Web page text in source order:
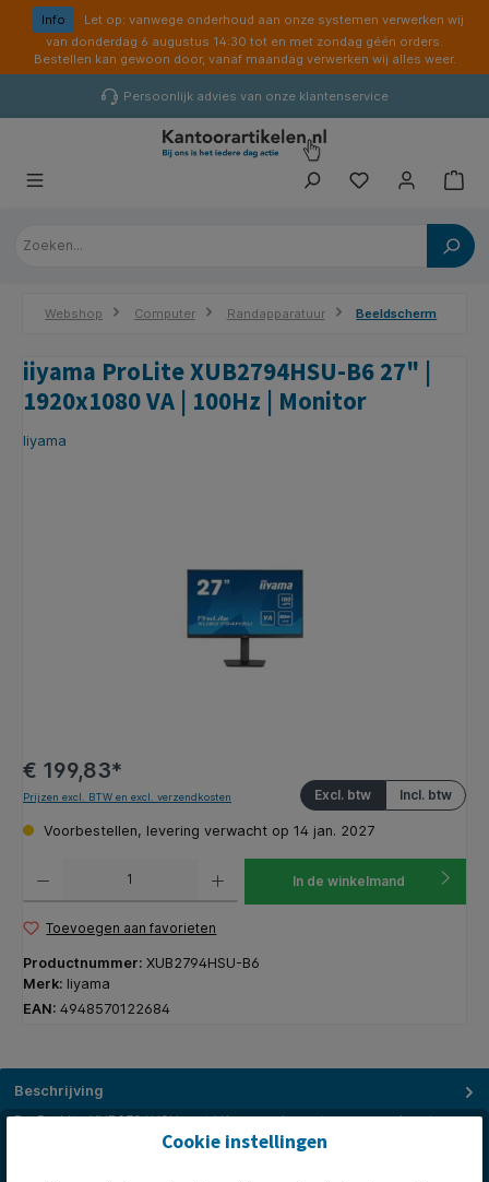
Info
Let op: vanwege onderhoud aan onze systemen verwerken wij
van donderdag 6 augustus 14:30 tot en met zondag géén orders.
Bestellen kan gewoon door, vanaf maandag verwerken wij alles weer.
Persoonlijk advies van onze klantenservice
Webshop Computer Randapparatuur Beeldscherm
iiyama ProLite XUB2794HSU-B6 27" |
1920x1080 VA | 100Hz | Monitor
Iiyama
€ 199,83*
Incl. btw
Excl. btw
Prijzen excl. BTW en excl. verzendkosten
Voorbestellen, levering verwacht op 14 jan. 2027
In de winkelmand
Toevoegen aan favorieten
Productnummer: XUB2794HSU-B6
Merk: Iiyama
EAN: 4948570122684
Beschrijving
De ProLite XUB2794HSU met VA-paneel zorgt voor nauwkeurige en
consistente kleurreproductie met brede kijkhoeken. Met een sti…
Cookie instellingen